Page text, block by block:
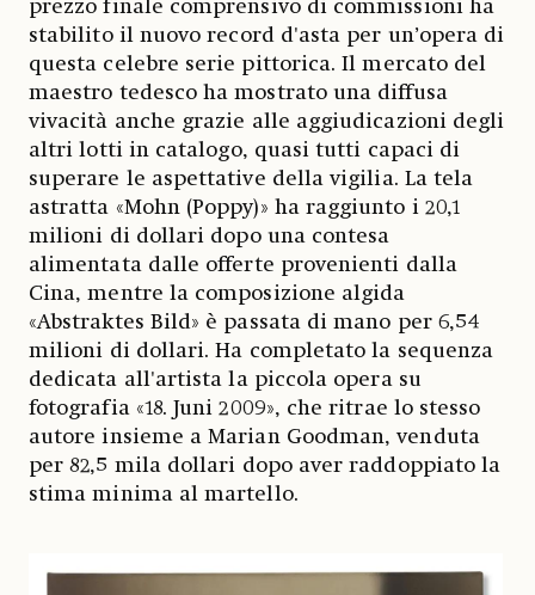
prezzo finale comprensivo di commissioni ha
stabilito il nuovo record d'asta per un’opera di
questa celebre serie pittorica. Il mercato del
maestro tedesco ha mostrato una diffusa
vivacità anche grazie alle aggiudicazioni degli
altri lotti in catalogo, quasi tutti capaci di
superare le aspettative della vigilia. La tela
astratta «Mohn (Poppy)» ha raggiunto i 20,1
milioni di dollari dopo una contesa
alimentata dalle offerte provenienti dalla
Cina, mentre la composizione algida
«Abstraktes Bild» è passata di mano per 6,54
milioni di dollari. Ha completato la sequenza
dedicata all'artista la piccola opera su
fotografia «18. Juni 2009», che ritrae lo stesso
autore insieme a Marian Goodman, venduta
per 82,5 mila dollari dopo aver raddoppiato la
stima minima al martello.